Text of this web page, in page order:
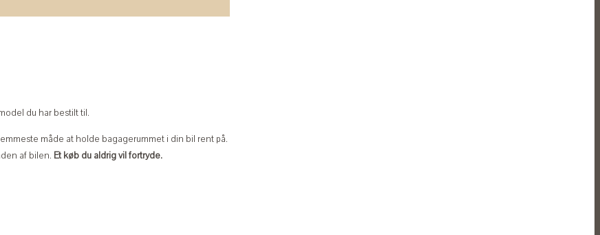
du har bestilt til.
måde at holde bagagerummet i din bil rent på.
af bilen. Et køb du aldrig vil fortryde.